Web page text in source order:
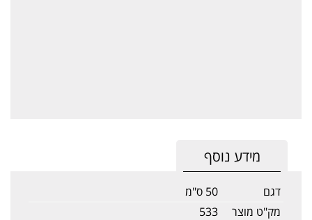
מידע נוסף
דגם
50 ס"מ
מק"ט מוצר
533